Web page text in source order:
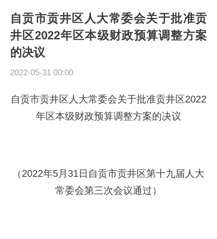
自贡市贡井区人大常委会关于批准贡
井区2022年区本级财政预算调整方案
的决议
2022-05-31 00:00
自贡市贡井区人大常委会关于批准贡井区2022
年区本级财政预算调整方案的决议
（2022年5月31日自贡市贡井区第十九届人大
常委会第三次会议通过）